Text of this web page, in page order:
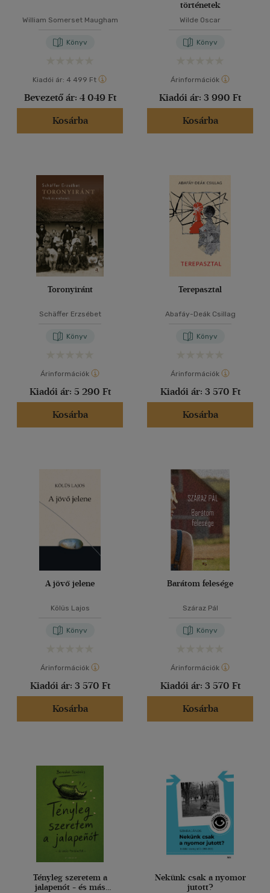
William Somerset Maugham
Könyv
Kiadói ár: 4 499 Ft
Bevezető ár: 4 049 Ft
Kosárba
történetek
Wilde Oscar
Könyv
Árinformációk
Kiadói ár: 3 990 Ft
Kosárba
Toronyiránt
Schäffer Erzsébet
Könyv
Árinformációk
Kiadói ár: 5 290 Ft
Kosárba
Terepasztal
Abafáy-Deák Csillag
Könyv
Árinformációk
Kiadói ár: 3 570 Ft
Kosárba
A jövő jelene
Kölüs Lajos
Könyv
Árinformációk
Kiadói ár: 3 570 Ft
Kosárba
Barátom felesége
Száraz Pál
Könyv
Árinformációk
Kiadói ár: 3 570 Ft
Kosárba
Tényleg szeretem a
jalapenót - és más
Nekünk csak a nyomor
jutott?